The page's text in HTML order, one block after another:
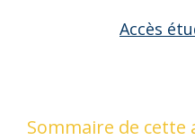
Accès
Sommaire de cette